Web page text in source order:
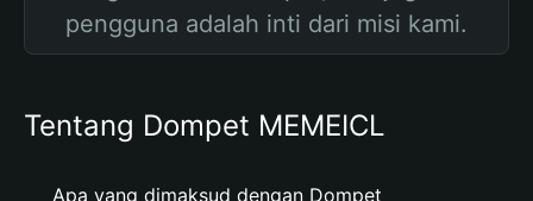
pengguna adalah inti dari misi kami.
Tentang Dompet MEMEICL
Apa yang dimaksud dengan Dompet